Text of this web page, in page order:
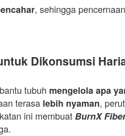
, sehingga
Dikonsumsi
tubuh mengelola apa
terasa lebih nyaman, perut
ini membuat BurnX